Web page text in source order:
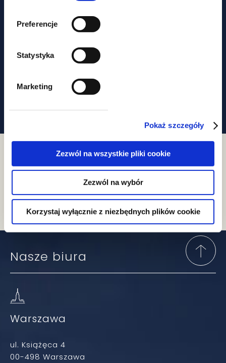
Preferencje
Statystyka
Marketing
Pokaż szczegóły
Zezwól na wszystkie pliki cookie
Zezwól na wybór
Korzystaj wyłącznie z niezbędnych plików cookie
Obawiasz się,
najważniejsze zmiany
W prawie?
Zapisz się do newslettera
Nasze biura
Warszawa
ul. Książęca 4
00-498 Warszawa